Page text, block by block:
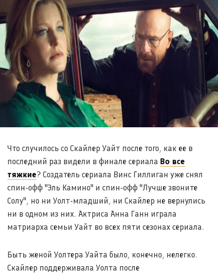
Что случилось со Скайлер Уайт после того, как ее в
последний раз видели в финале сериала Во все
тяжкие? Создатель сериала Винс Гиллиган уже снял
спин-офф "Эль Камино" и спин-офф "Лучше звоните
Солу", но ни Уолт-младший, ни Скайлер не вернулись
ни в одном из них. Актриса Анна Ганн играла
матриарха семьи Уайт во всех пяти сезонах сериала.
Быть женой Уолтера Уайта было, конечно, нелегко.
Скайлер поддерживала Уолта после